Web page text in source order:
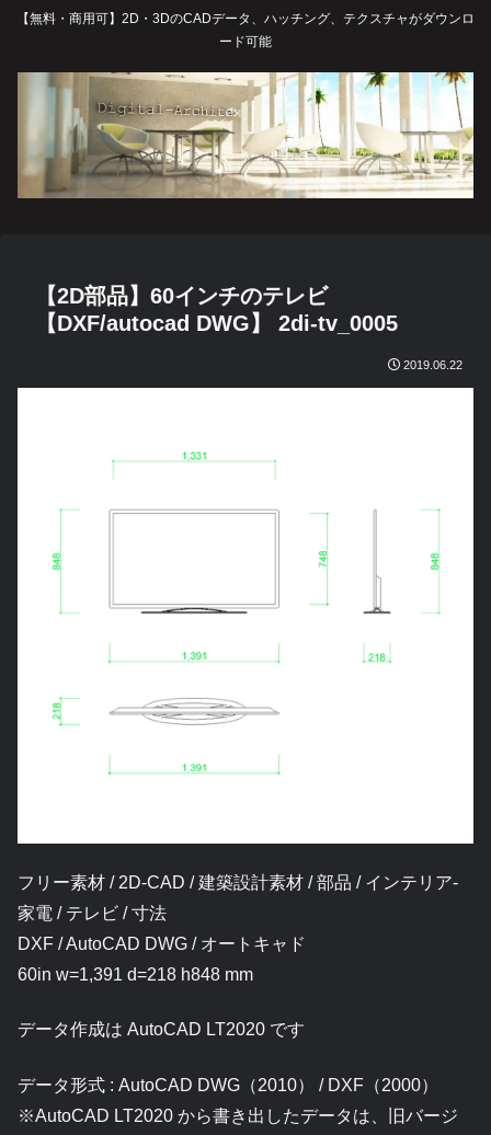
【無料・商用可】2D・3DのCADデータ、ハッチング、テクスチャがダウンロ
ード可能
【2D部品】60インチのテレビ
【DXF/autocad DWG】 2di-tv_0005
2019.06.22
フリー素材 / 2D-CAD / 建築設計素材 / 部品 / インテリア-
家電 / テレビ / 寸法
DXF / AutoCAD DWG / オートキャド
60in w=1,391 d=218 h848 mm
データ作成は AutoCAD LT2020 です
データ形式 : AutoCAD DWG（2010） / DXF（2000）
※AutoCAD LT2020 から書き出したデータは、旧バージ